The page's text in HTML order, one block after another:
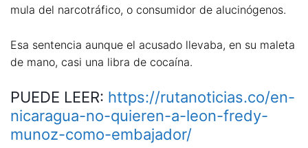
mula del narcotráfico, o consumidor de alucinógenos.
Esa sentencia aunque el acusado llevaba, en su maleta
de mano, casi una libra de cocaína.
PUEDE LEER: https://rutanoticias.co/en-
nicaragua-no-quieren-a-leon-fredy-
munoz-como-embajador/